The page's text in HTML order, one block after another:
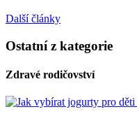
Další články
Ostatní z kategorie
Zdravé rodičovství